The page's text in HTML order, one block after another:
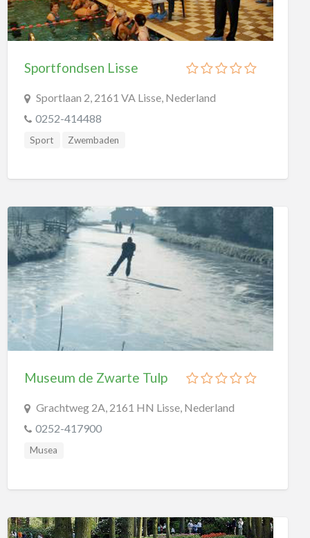
paintballen
Musea
Ambachtsmusea
Kunstmusea
Natuurmusea
Stedelijke Musea
Wetenschapsmusea
Overig
Planetariums
Speeltuinen
Buitenspeeltuinen
Overdekte Speeltuinen
Sport
Duiken
Golf
Lasergame
Sportfondsen Lisse
Sportlaan 2, 2161 VA Lisse, Nederland
0252-414488
Sport Zwembaden
Museum de Zwarte Tulp
Grachtweg 2A, 2161 HN Lisse, Nederland
0252-417900
Musea